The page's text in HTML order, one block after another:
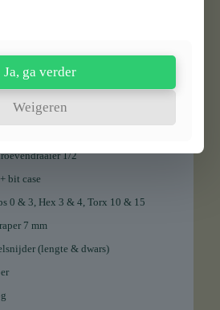
1/2
bit case
0 & 3, Hex 3 & 4, Torx 10 & 15
7 mm
(lengte & dwars)
Weigeren
Ja, ga verder